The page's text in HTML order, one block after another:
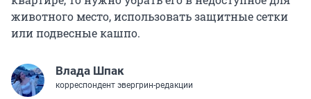
животного место, использовать защитные сетки
или подвесные кашпо.
Влада Шпак
корреспондент эвергрин-редакции